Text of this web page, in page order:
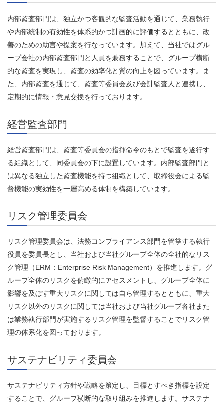
内部監査部門は、独立かつ客観的な監査活動を通じて、業務執行
や内部統制の有効性を体系的かつ計画的に評価するとともに、改
善のための助言や提案を行なっています。加えて、当社ではグル
ープ会社の内部監査部門と人員を兼務することで、グループ横断
的な監査を実現し、監査の効率化と質の向上を図っています。ま
た、内部監査を通じて、監査等委員会及び会計監査人と連携し、
定期的に情報・意見交換を行っております。
経営監査部門
経営監査部門は、監査等委員会の指揮命令のもとで監査を遂行す
る組織として、同委員会の下に設置しています。内部監査部門と
は異なる独立した監査機能を持つ組織として、取締役会による監
督機能の実効性を一層高める体制を構築しています。
リスク管理委員会
リスク管理委員会は、法務コンプライアンス部門を管掌する執行
役員を委員長とし、当社および当社グループ全体の全社的なリス
ク管理（ERM：Enterprise Risk Management）を推進します。グ
ループ全体のリスクを俯瞰的にアセスメントし、グループ全体に
影響を及ぼす重大リスクに関しては自ら管理するとともに、重大
リスク以外のリスクに関しては当社および当社グループ各社また
は業務執行部門が実施するリスク管理を監督することでリスク管
理の体系化を図っております。
サステナビリティ委員会
サステナビリティ方針や戦略を策定し、目標とすべき指標を設定
することで、グループ横断的な取り組みを推進します。サステナ